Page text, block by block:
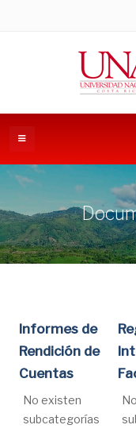
Informes de
Rendición de
Cuentas
No existen
subcategorías